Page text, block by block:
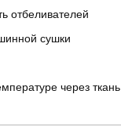
отбеливателей
сушки
через ткань